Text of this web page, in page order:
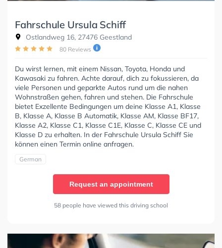
Fahrschule Ursula Schiff
Ostlandweg 16, 27476 Geestland
80 Reviews
Du wirst lernen, mit einem Nissan, Toyota, Honda und
Kawasaki zu fahren. Achte darauf, dich zu fokussieren, da
viele Personen und geparkte Autos rund um die nahen
Wohnstraßen gehen, fahren und stehen. Die Fahrschule
bietet Exzellente Bedingungen um deine Klasse A1, Klasse
B, Klasse A, Klasse B Automatik, Klasse AM, Klasse BF17,
Klasse A2, Klasse C1, Klasse C1E, Klasse C, Klasse CE und
Klasse D zu erhalten. In der Fahrschule Ursula Schiff Sie
können einen Termin online anfragen.
German
Request an appointment
58 people have viewed this driving school